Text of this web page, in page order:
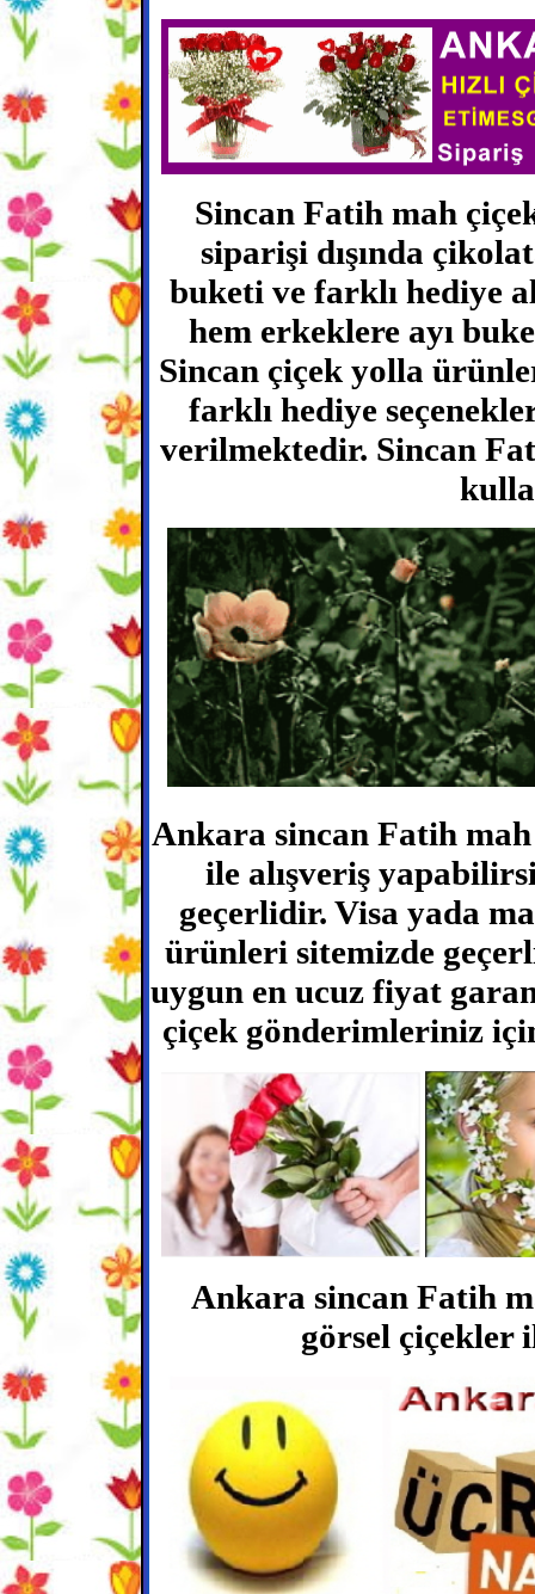
Sincan Fatih mah
siparişi dışında
buketi ve farklı hediye
hem erkeklere ayı
Sincan çiçek yolla
farklı hediye
verilmektedir. Sincan
Ankara sincan Fatih
ile alışveriş
geçerlidir. Visa yada
ürünleri sitemizde
uygun en ucuz fiyat
çiçek gönderimleriniz
Ankara sincan Fatih
görsel çiçekler